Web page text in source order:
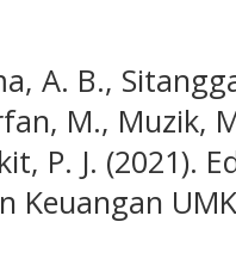
A. B.,
M., Muzik,
P. J. (2021).
Keuangan